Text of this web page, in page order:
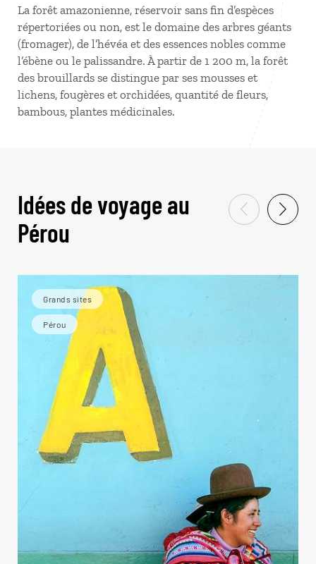
La forêt amazonienne, réservoir sans fin d’espèces
répertoriées ou non, est le domaine des arbres géants
(fromager), de l’hévéa et des essences nobles comme
l’ébène ou le palissandre. À partir de 1 200 m, la forêt
des brouillards se distingue par ses mousses et
lichens, fougères et orchidées, quantité de fleurs,
bambous, plantes médicinales.
Idées de voyage au
Pérou
Grands sites
Pérou